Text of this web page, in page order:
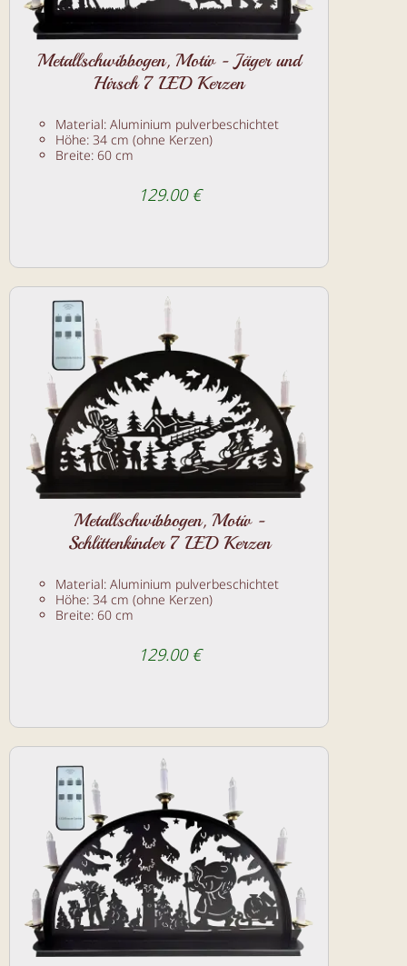
Metallschwibbogen, Motiv - Jäger und
Hirsch 7 LED Kerzen
Material: Aluminium pulverbeschichtet
Höhe: 34 cm (ohne Kerzen)
Breite: 60 cm
129.00 €
Metallschwibbogen, Motiv -
Schlittenkinder 7 LED Kerzen
Material: Aluminium pulverbeschichtet
Höhe: 34 cm (ohne Kerzen)
Breite: 60 cm
129.00 €